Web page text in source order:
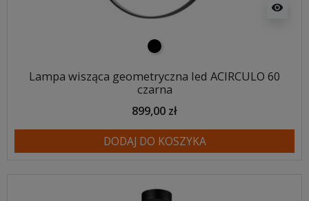
visibility
czarny
Lampa wisząca geometryczna led ACIRCULO 60
czarna
899,00 zł
DODAJ DO KOSZYKA